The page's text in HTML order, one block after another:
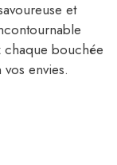
et
chaque bouchée
envies.